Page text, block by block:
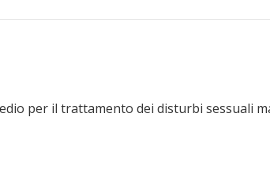
per il trattamento dei disturbi sessuali